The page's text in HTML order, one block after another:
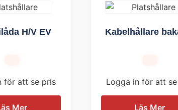
H/V EV
för att se pris
Mer
Kabelhållare
Logga in för att
Läs Mer